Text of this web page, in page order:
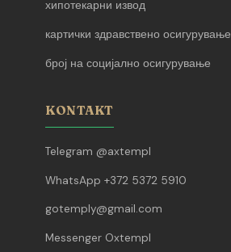
хипотекарни извод
картички здравствено осигурување
број на социјално осигурување
KONTAKT
Telegram @axtempl
WhatsApp +372 5372 5910
gotemply@gmail.com
Messenger Oxtempl